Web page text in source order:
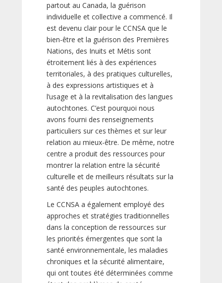
partout au Canada, la guérison
individuelle et collective a commencé. Il
est devenu clair pour le CCNSA que le
bien-être et la guérison des Premières
Nations, des Inuits et Métis sont
étroitement liés à des expériences
territoriales, à des pratiques culturelles,
à des expressions artistiques et à
l’usage et à la revitalisation des langues
autochtones. C’est pourquoi nous
avons fourni des renseignements
particuliers sur ces thèmes et sur leur
relation au mieux-être. De même, notre
centre a produit des ressources pour
montrer la relation entre la sécurité
culturelle et de meilleurs résultats sur la
santé des peuples autochtones.
Le CCNSA a également employé des
approches et stratégies traditionnelles
dans la conception de ressources sur
les priorités émergentes que sont la
santé environnementale, les maladies
chroniques et la sécurité alimentaire,
qui ont toutes été déterminées comme